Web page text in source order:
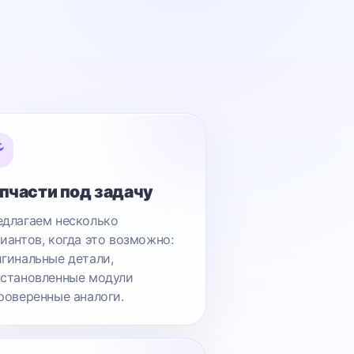
под задачу
несколько
когда это возможно:
детали,
модули
аналоги.